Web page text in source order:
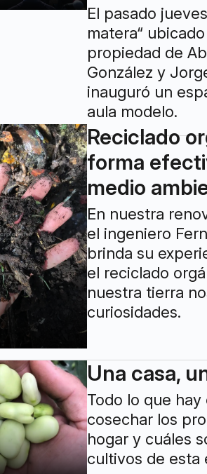
El pasado
matera“
propiedad de
González y
inauguró un
aula modelo.
Reciclado
forma
medio
En nuestra
el ingeniero
brinda su
el reciclado
nuestra tierra
curiosidades.
Una casa,
Todo lo que
cosechar los
hogar y cuáles
cultivos de esta